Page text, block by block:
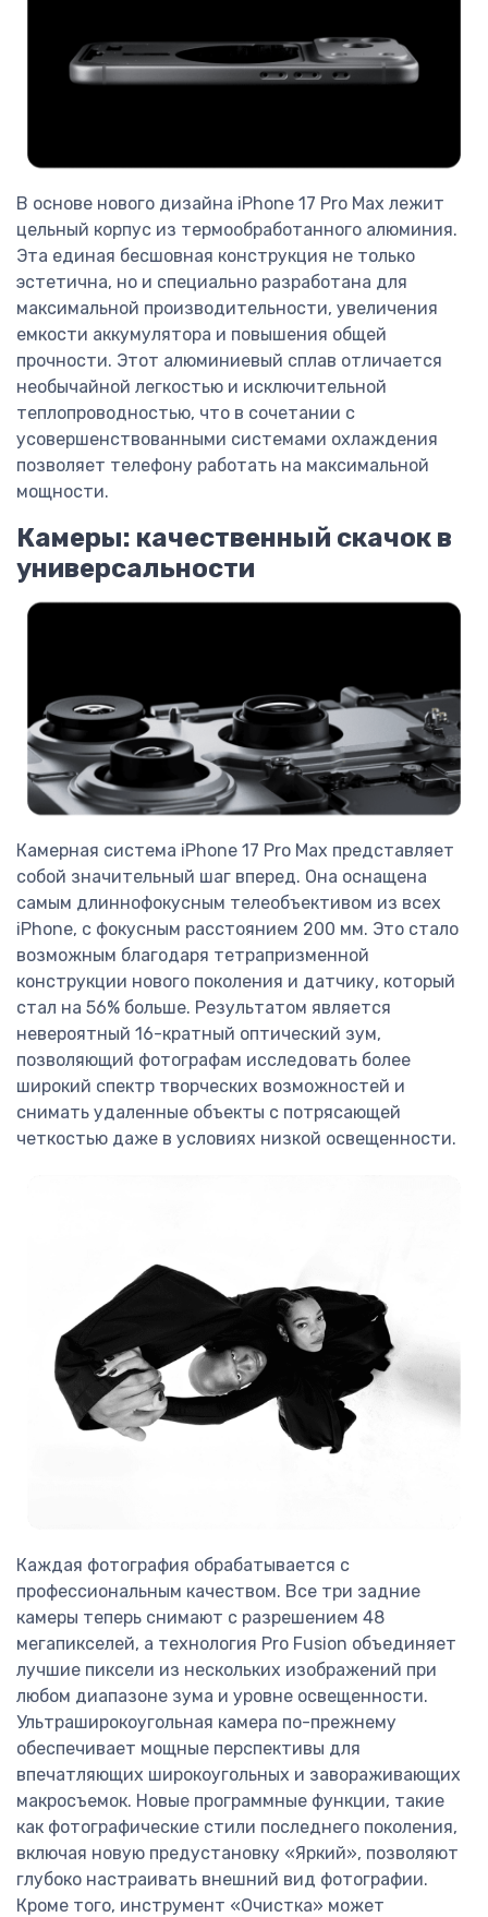
В основе нового дизайна iPhone 17 Pro Max лежит
цельный корпус из термообработанного алюминия.
Эта единая бесшовная конструкция не только
эстетична, но и специально разработана для
максимальной производительности, увеличения
емкости аккумулятора и повышения общей
прочности. Этот алюминиевый сплав отличается
необычайной легкостью и исключительной
теплопроводностью, что в сочетании с
усовершенствованными системами охлаждения
позволяет телефону работать на максимальной
мощности.
Камеры: качественный скачок в
универсальности
Камерная система iPhone 17 Pro Max представляет
собой значительный шаг вперед. Она оснащена
самым длиннофокусным телеобъективом из всех
iPhone, с фокусным расстоянием 200 мм. Это стало
возможным благодаря тетрапризменной
конструкции нового поколения и датчику, который
стал на 56% больше. Результатом является
невероятный 16-кратный оптический зум,
позволяющий фотографам исследовать более
широкий спектр творческих возможностей и
снимать удаленные объекты с потрясающей
четкостью даже в условиях низкой освещенности.
Каждая фотография обрабатывается с
профессиональным качеством. Все три задние
камеры теперь снимают с разрешением 48
мегапикселей, а технология Pro Fusion объединяет
лучшие пиксели из нескольких изображений при
любом диапазоне зума и уровне освещенности.
Ультраширокоугольная камера по-прежнему
обеспечивает мощные перспективы для
впечатляющих широкоугольных и завораживающих
макросъемок. Новые программные функции, такие
как фотографические стили последнего поколения,
включая новую предустановку «Яркий», позволяют
глубоко настраивать внешний вид фотографии.
Кроме того, инструмент «Очистка» может